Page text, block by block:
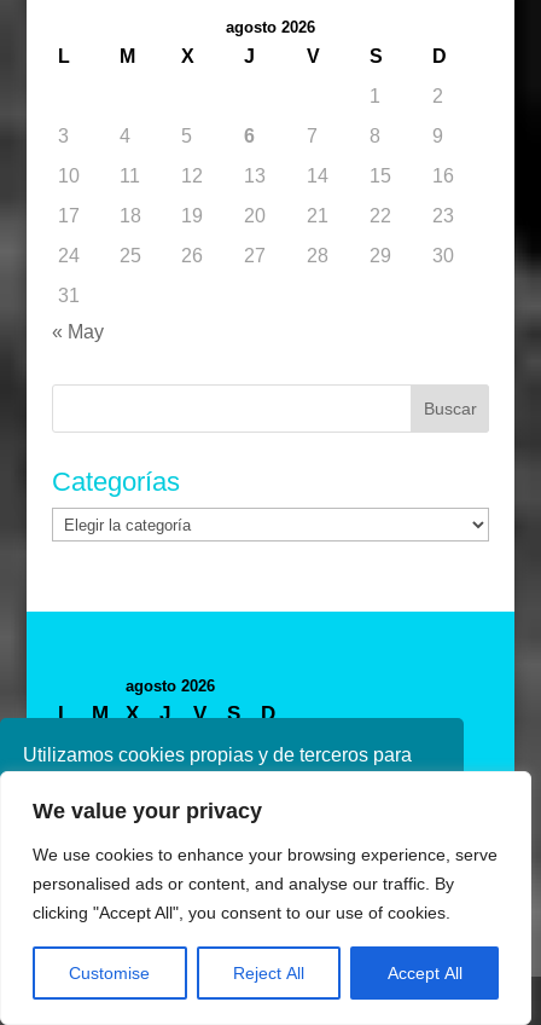
Utilizamos cookies propias y de terceros para
navegando, consideramos que acepta su uso.
política de cookies consulte nuestra
Política de
privacidad
We value your privacy
We use cookies to enhance your browsing experience, serve
personalised ads or content, and analyse our traffic. By
clicking "Accept All", you consent to our use of cookies.
Customise Reject All Accept All
agosto 2026
L M X J V S
D
1
2
3
4 5 6 7 8
9
10
11 12 13 14 15
16
17
18 19 20 21 22
23
24
25 26 27 28 29
30
31
« May
Buscar:
Categorías
Categorías
agosto 2026
L M X J V S
D
1
2
10 11 12 13 14 15
17
18 19 20 21 22
23
24
25 27
« May
Share This